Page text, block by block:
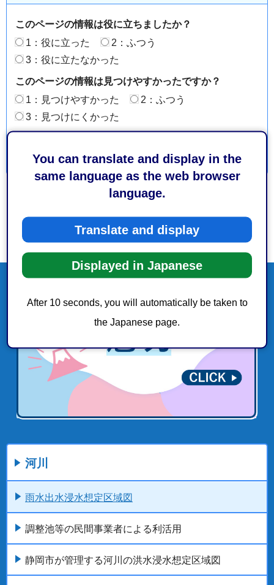
You can translate and display in the
same language as the web browser
language.
Translate and display
Displayed in Japanese
After 10 seconds, you will automatically be taken to
the Japanese page.
このページの情報は役に立ちましたか？
1：役に立った
2：ふつう
3：役に立たなかった
このページの情報は見つけやすかったですか？
1：見つけやすかった
2：ふつう
3：見つけにくかった
河川
雨水出水浸水想定区域図
調整池等の民間事業者による利活用
静岡市が管理する河川の洪水浸水想定区域図